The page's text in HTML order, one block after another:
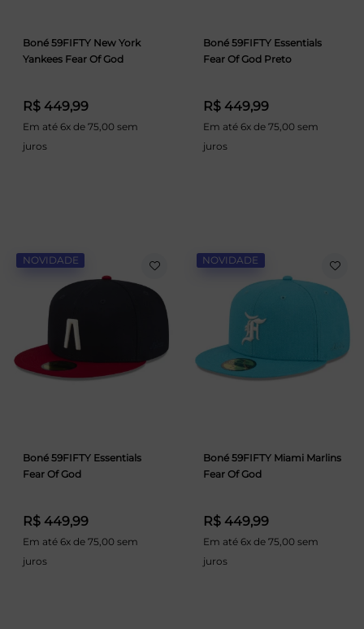
Boné 59FIFTY New York
Yankees Fear Of God
R$ 449,99
Em até 6x de 75,00 sem
juros
Boné 59FIFTY Essentials
Fear Of God Preto
R$ 449,99
Em até 6x de 75,00 sem
juros
NOVIDADE
Boné 59FIFTY Essentials
Fear Of God
R$ 449,99
Em até 6x de 75,00 sem
juros
NOVIDADE
Boné 59FIFTY Miami Marlins
Fear Of God
R$ 449,99
Em até 6x de 75,00 sem
juros